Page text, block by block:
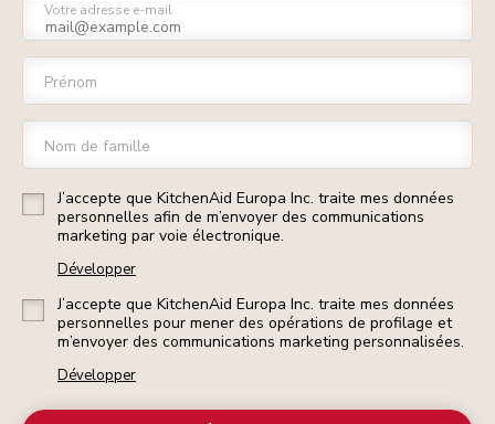
Votre adresse e-mail
Prénom
Nom de famille
J’accepte que KitchenAid Europa Inc. traite mes données
personnelles afin de m’envoyer des communications
marketing par voie électronique.
Développer
J’accepte que KitchenAid Europa Inc. traite mes données
personnelles pour mener des opérations de profilage et
m’envoyer des communications marketing personnalisées.
Développer